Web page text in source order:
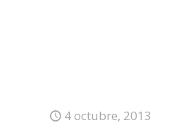
4 octubre, 2013